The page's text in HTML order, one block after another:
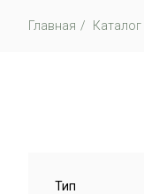
Главная Каталог
Тип